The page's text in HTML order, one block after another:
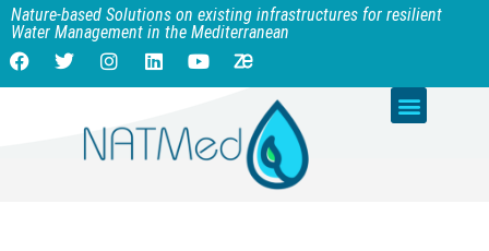
Nature-based Solutions on existing infrastructures for resilient
Water Management in the Mediterranean